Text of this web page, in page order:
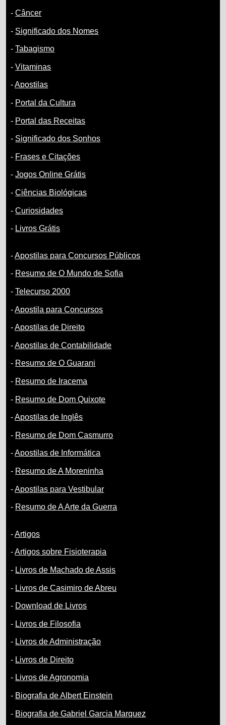
-Câncer
- Significado dos Nomes
-Tabagismo
-Vitaminas
-Apostilas
- Portal da Cultura
- Portal das Receitas
- Significado dos Sonhos
- Frases e Citações
-Jogos Online Grátis
-Ciências Biológicas
-Curiosidades
- Livros Grátis
-Apostilas para Concursos Públicos
- Resumo de O Mundo de Sofia
-Telecurso 2000
-Apostila para Concursos
-Apostilas de Direito
-Apostilas de Contabilidade
- Resumo de O Guarani
- Resumo de Iracema
- Resumo de Dom Quixote
-Apostilas de Inglês
- Resumo de Dom Casmurro
-Apostilas de Informática
- Resumo de A Moreninha
-Apostilas para Vestibular
- Resumo de A Arte da Guerra
-Artigos
-Artigos sobre Fisioterapia
- Livros de Machado de Assis
- Livros de Casimiro de Abreu
- Download de Livros
- Livros de Filosofia
- Livros de Administração
- Livros de Direito
- Livros de Agronomia
- Biografia de Albert Einstein
- Biografia de Gabriel Garcia Marquez